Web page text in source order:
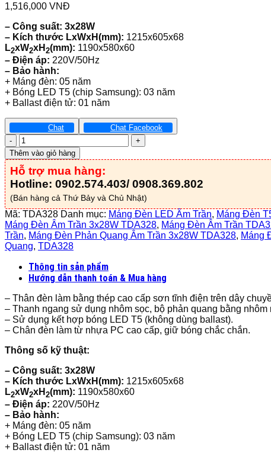
1,516,000 VNĐ
– Công suất: 3x28W
– Kích thước LxWxH(mm): 1215x605x68
L2xW2xH 2(mm): 1190x580x60
– Điện áp: 220V/50Hz
– Bảo hành:
+ Máng đèn: 05 năm
+ Bóng LED T5 (chip Samsung): 03 năm
+ Ballast điện tử: 01 năm
Chat Chat Facebook
Máng
Đèn
Phản
Quang
Âm
3x28W
-
TDA328
số
lượng
Thêm vào giỏ hàng
Hỗ trợ mua hàng:
Hotline: 0902.574.403/ 0908.369.802
(Bán hàng cả Thứ Bảy và Chủ Nhật)
Mã: TDA328 Danh mục: Máng Đèn LED Âm Trần, Máng Đèn
Máng Đèn Âm Trần 3x28W TDA328, Máng Đèn Âm Trần
Trần, Máng Đèn Phản Quang Âm Trần 3x28W TDA328, Máng
Quang, TDA328
Thông tin sản phẩm
Hướng dẫn thanh toán & Mua hàng
– Thân đèn làm bằng thép cao cấp sơn tĩnh điện trên dây
– Thanh ngang sử dụng nhôm sọc, bộ phản quang bằng
– Sử dụng kết hợp bóng LED T5 (không dùng ballast).
– Chân đèn làm từ nhựa PC cao cấp, giữ bóng chắc chắn.
Thông số kỹ thuật:
– Công suất: 3x28W
– Kích thước LxWxH(mm): 1215x605x68
L2xW2xH 2(mm): 1190x580x60
– Điện áp: 220V/50Hz
– Bảo hành:
+ Máng đèn: 05 năm
+ Bóng LED T5 (chip Samsung): 03 năm
+ Ballast điện tử: 01 năm